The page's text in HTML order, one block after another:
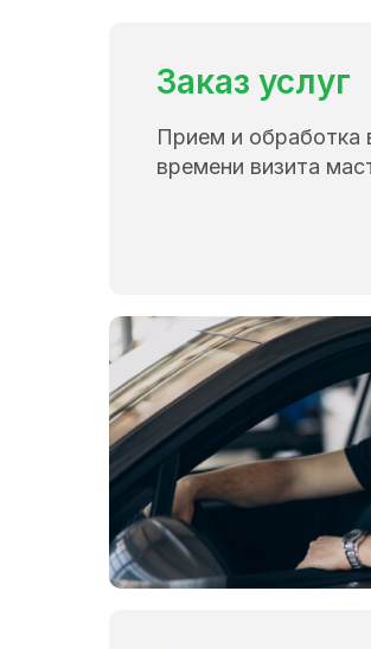
Прием и обработка
времени визита
Заказ услуг